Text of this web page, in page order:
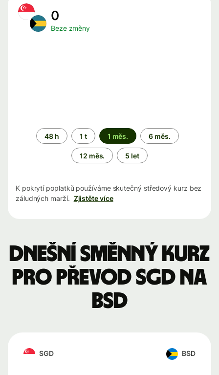
0
Beze změny
Časové
období
48 h 1 t 1 měs. 6 měs.
12 měs. 5 let
K pokrytí poplatků používáme skutečný středový kurz bez
záludných marží. Zjistěte více
Dnešní směnný kurz
pro převod SGD na
BSD
SGD BSD